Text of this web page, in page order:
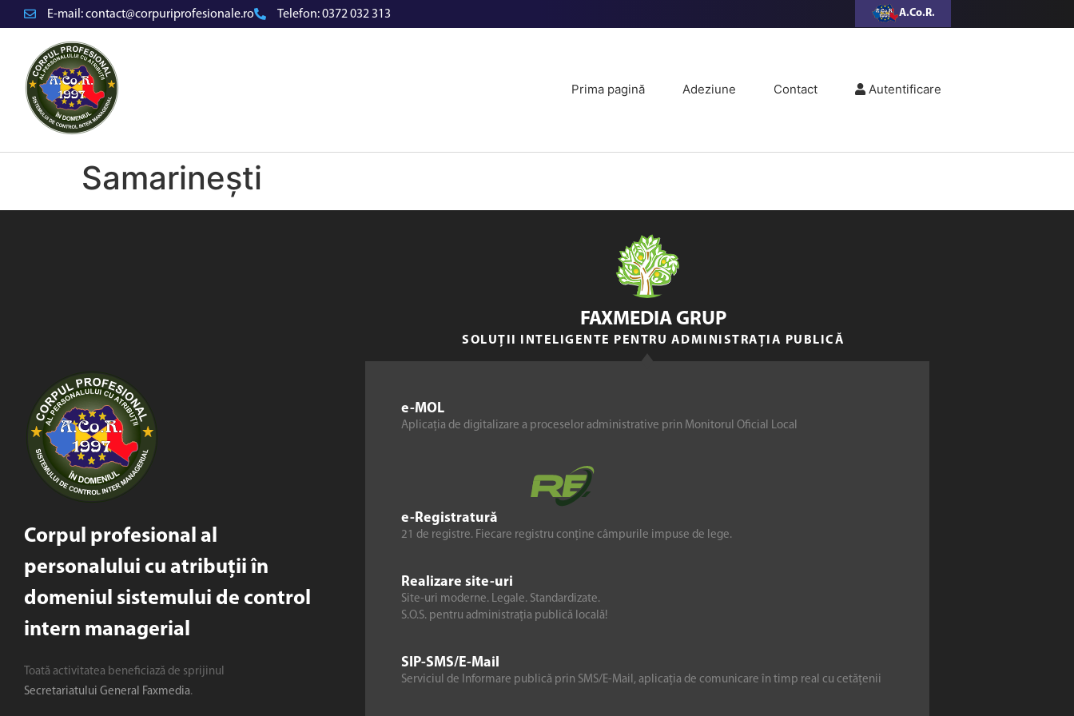
E-mail:contact@corpuriprofesionale.ro Telefon:0372 032 313 A.Co.R.
Prima pagină Adeziune Contact Autentificare
Samarinești
Corpul profesional al
personalului cu atribuții în
domeniul sistemului de control
intern managerial
Toată activitatea beneficiază de sprijinul
Secretariatului General Faxmedia.
e-MOL
Aplicația de digitalizare a proceselor administrative prin Monitorul Oficial Local
e-Registratură
21 de registre. Fiecare registru conține câmpurile impuse de lege.
Realizare site-uri
Site-uri moderne. Legale. Standardizate.
S.O.S. pentru administrația publică locală!
SIP-SMS/E-Mail
Serviciul de Informare publică prin SMS/E-Mail, aplicația de comunicare în timp real cu cetățenii
FAXMEDIA GRUP
SOLUȚII INTELIGENTE PENTRU ADMINISTRAȚIA PUBLICĂ